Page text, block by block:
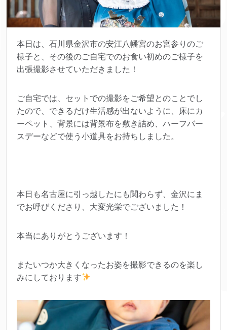
本日は、石川県金沢市の安江八幡宮のお宮参りのご
様子と、その後のご自宅でのお食い初めのご様子を
出張撮影させていただきました！
ご自宅では、セットでの撮影をご希望とのことでし
たので、できるだけ生活感が出ないように、床にカ
ーペット、背景には背景布を敷き詰め、ハーフバー
スデーなどで使う小道具をお持ちしました。
本日も名古屋に引っ越したにも関わらず、金沢にま
でお呼びくださり、大変光栄でございました！
本当にありがとうございます！
またいつか大きくなったお姿を撮影できるのを楽し
みにしております